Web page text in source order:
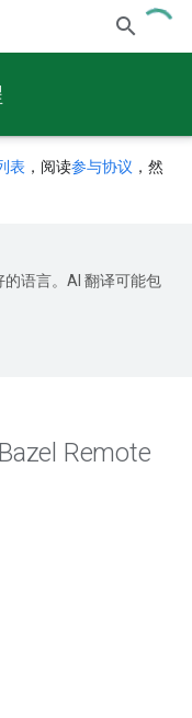
表 ，阅读参与协议 ，然
语言。AI 翻译可能包
Remote